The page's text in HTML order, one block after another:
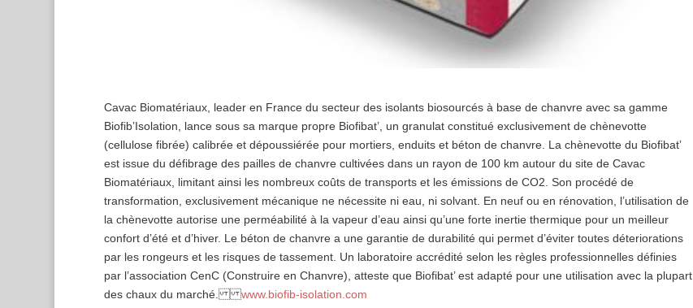
Cavac Biomatériaux, leader en France du secteur des isolants biosourcés à base de chanvre avec sa gamme
Biofib’Isolation, lance sous sa marque propre Biofibat’, un granulat constitué exclusivement de chènevotte
(cellulose fibrée) calibrée et dépoussiérée pour mortiers, enduits et béton de chanvre. La chènevotte du Biofibat’
est issue du défibrage des pailles de chanvre cultivées dans un rayon de 100 km autour du site de Cavac
Biomatériaux, limitant ainsi les nombreux coûts de transports et les émissions de CO2. Son procédé de
transformation, exclusivement mécanique ne nécessite ni eau, ni solvant. En neuf ou en rénovation, l’utilisation de
la chènevotte autorise une perméabilité à la vapeur d’eau ainsi qu’une forte inertie thermique pour un meilleur
confort d’été et d’hiver. Le béton de chanvre a une garantie de durabilité qui permet d’éviter toutes déteriorations
par les rongeurs et les risques de tassement. Un laboratoire accrédité selon les règles professionnelles définies
par l’association CenC (Construire en Chanvre), atteste que Biofibat’ est adapté pour une utilisation avec la plupart
des chaux du marché.www.biofib-isolation.com